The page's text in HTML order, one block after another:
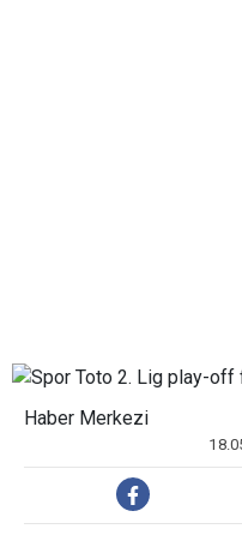
Haber Merkezi